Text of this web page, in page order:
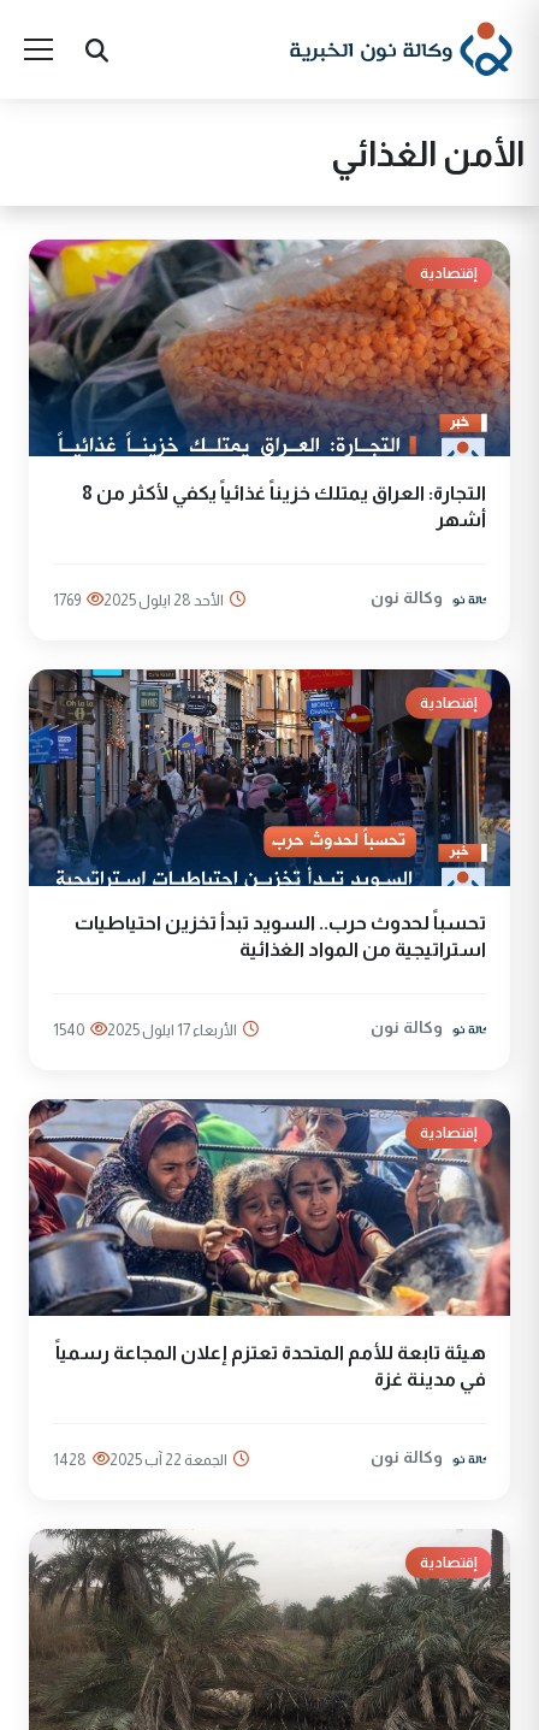
الأمن الغذائي
إقتصادية
التجارة: العراق يمتلك خزيناً غذائياً يكفي لأكثر من 8
أشهر
وكالة نون الأحد 28 ايلول 2025 1769
إقتصادية
تحسباً لحدوث حرب.. السويد تبدأ تخزين احتياطيات
استراتيجية من المواد الغذائية
وكالة نون الأربعاء 17 ايلول 2025 1540
إقتصادية
هيئة تابعة للأمم المتحدة تعتزم إعلان المجاعة رسمياً
في مدينة غزة
وكالة نون الجمعة 22 آب 2025 1428
إقتصادية